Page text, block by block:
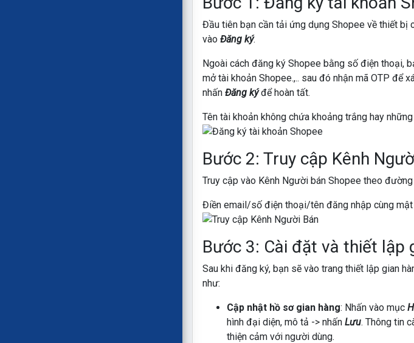
Đầu tiên bạn cần tải ứng dụng Shopee về thiết bị
vào Đăng ký.
Ngoài cách đăng ký Shopee bằng số điện thoại,
mở tài khoản Shopee.,.. sau đó nhận mã OTP để
nhấn Đăng kýđể hoàn tất.
Tên tài khoản không chứa khoảng trắng hay
Bước 2: Truy cập Kênh
Truy cập vào Kênh Người bán Shopee theo đường
Điền email/số điện thoại/tên đăng nhập cùng mật
Bước 3: Cài đặt và thiết lập
Sau khi đăng ký, bạn sẽ vào trang thiết lập gian
như:
Cập nhật hồ sơ gian hàng: Nhấn vào mục
hình đại diện, mô tả -> nhấn Lưu. Thông tin
thiện cảm với người dùng.